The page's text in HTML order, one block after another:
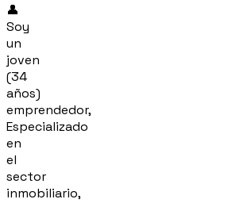
👤
Soy
un
joven
(34
años)
emprendedor,
Especializado
en
el
sector
inmobiliario,